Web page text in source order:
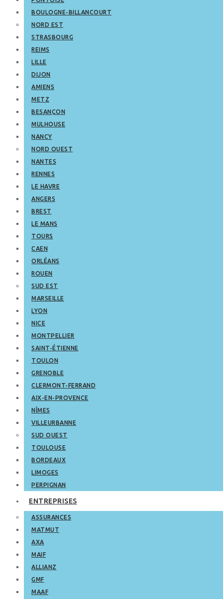
BOULOGNE-BILLANCOURT
NORD EST
STRASBOURG
REIMS
LILLE
DIJON
AMIENS
METZ
BESANÇON
MULHOUSE
NANCY
NORD OUEST
NANTES
RENNES
LE HAVRE
ANGERS
BREST
LE MANS
TOURS
CAEN
ORLÉANS
ROUEN
SUD EST
MARSEILLE
LYON
NICE
MONTPELLIER
SAINT-ÉTIENNE
TOULON
GRENOBLE
CLERMONT-FERRAND
AIX-EN-PROVENCE
NÎMES
VILLEURBANNE
SUD OUEST
TOULOUSE
BORDEAUX
LIMOGES
PERPIGNAN
ENTREPRISES
ASSURANCES
MATMUT
AXA
MAIF
ALLIANZ
GMF
MAAF